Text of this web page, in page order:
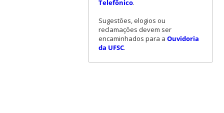
Telefônico.
Sugestões, elogios ou
reclamações devem ser
encaminhados para a Ouvidoria
da UFSC.